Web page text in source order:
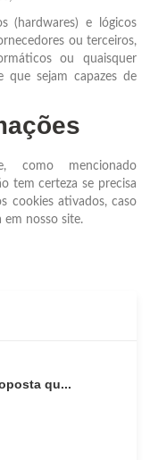
(hardwares) e lógicos
ou terceiros,
ou quaisquer
que sejam capazes de
como mencionado
tem certeza se precisa
cookies ativados, caso
em nosso site.
qu...